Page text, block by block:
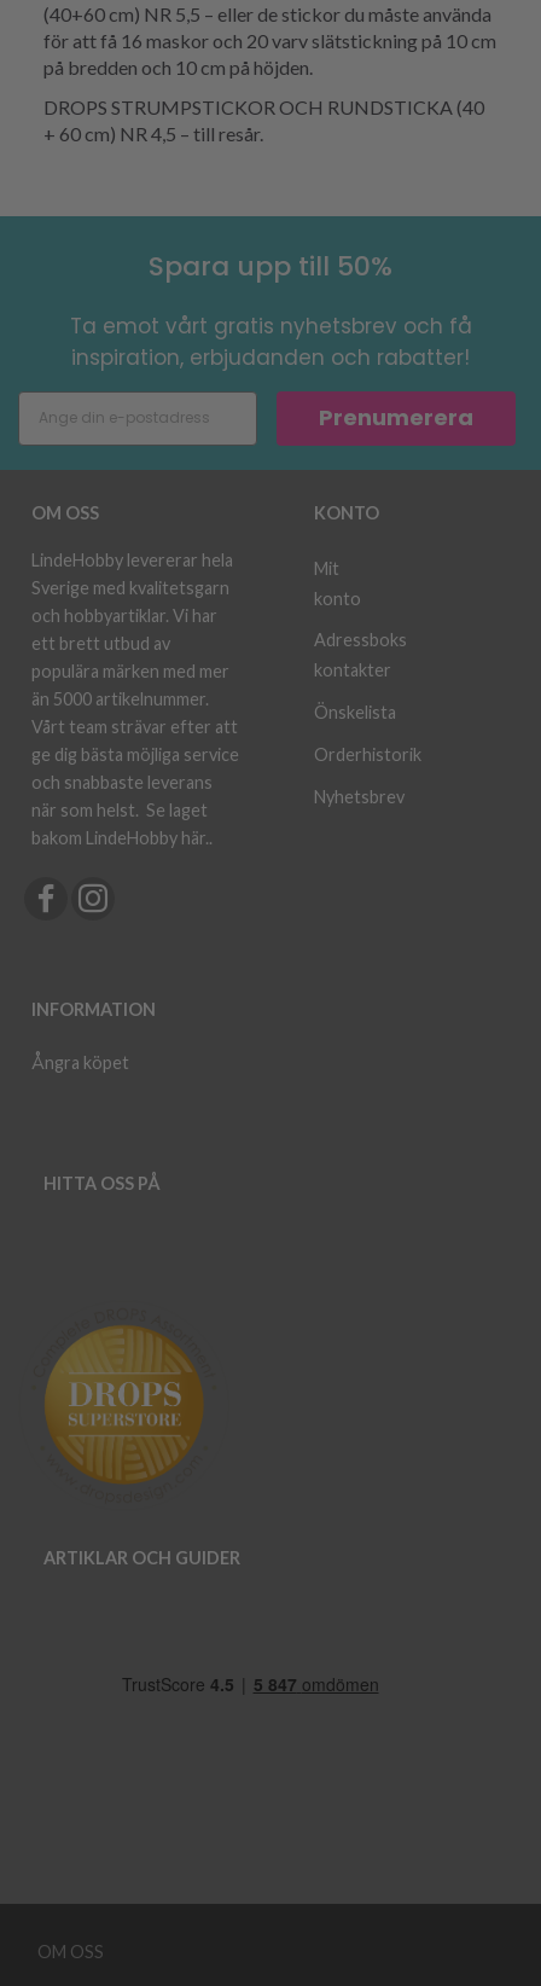
(40+60 cm) NR 5,5 – eller de stickor du måste använda
för att få 16 maskor och 20 varv slätstickning på 10 cm
på bredden och 10 cm på höjden.
DROPS STRUMPSTICKOR OCH RUNDSTICKA (40
+ 60 cm) NR 4,5 – till resår.
Spara upp till 50%
Ta emot vårt gratis nyhetsbrev och få
inspiration, erbjudanden och rabatter!
Prenumerera
OM OSS
LindeHobby levererar hela
Sverige med kvalitetsgarn
och hobbyartiklar. Vi har
ett brett utbud av
populära märken med mer
än 5000 artikelnummer.
Vårt team strävar efter att
ge dig bästa möjliga service
och snabbaste leverans
när som helst. Se laget
bakom LindeHobby här..
INFORMATION
Ångra köpet
KONTO
Mit
konto
Adressboks
kontakter
Önskelista
Orderhistorik
Nyhetsbrev
HITTA OSS PÅ
ARTIKLAR OCH GUIDER
OM OSS